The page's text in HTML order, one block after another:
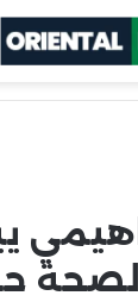
الصحة